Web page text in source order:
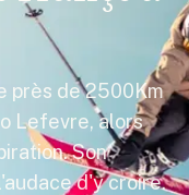
près de 2500Km
Lefevre, alors
Son
d'y croire.